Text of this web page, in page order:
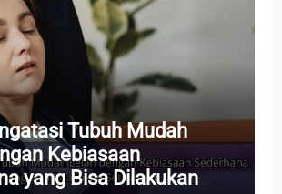
Tubuh Mudah
Kebiasaan
yang Bisa Dilakukan